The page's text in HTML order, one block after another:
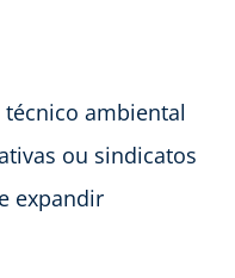
ambiental
ou sindicatos
expandir